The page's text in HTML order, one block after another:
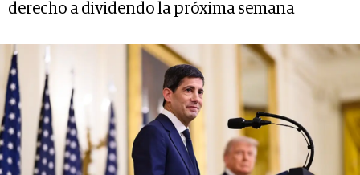
derecho a dividendo la próxima semana